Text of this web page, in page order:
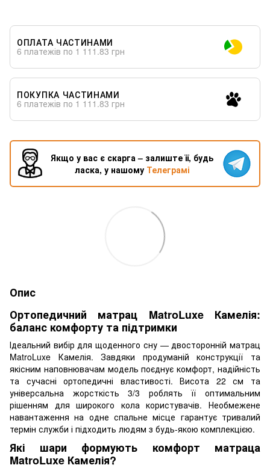
ОПЛАТА ЧАСТИНАМИ
6 платежів по 1 111.83 грн
ПОКУПКА ЧАСТИНАМИ
6 платежів по 1 111.83 грн
Якщо у вас є скарга – залиште її, будь
ласка, у нашому Телеграмі
Опис
Ортопедичний матрац MatroLuxe Камелія:
баланс комфорту та підтримки
Ідеальний вибір для щоденного сну — двосторонній матрац
MatroLuxe Камелія. Завдяки продуманій конструкції та
якісним наповнювачам модель поєднує комфорт, надійність
та сучасні ортопедичні властивості. Висота 22 см та
універсальна жорсткість 3/3 роблять її оптимальним
рішенням для широкого кола користувачів. Необмежене
навантаження на одне спальне місце гарантує тривалий
термін служби і підходить людям з будь-якою комплекцією.
Які шари формують комфорт матраца
MatroLuxe Камелія?